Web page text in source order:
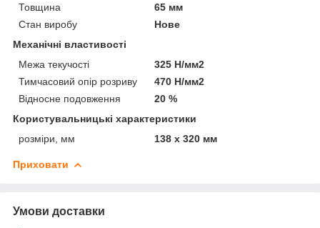
Товщина
65 мм
Стан виробу
Нове
Механічні властивості
Межа текучості
325 Н/мм2
Тимчасовий опір розриву
470 Н/мм2
Відносне подовження
20 %
Користувальницькі характеристики
розміри, мм
138 х 320 мм
Приховати
Умови доставки